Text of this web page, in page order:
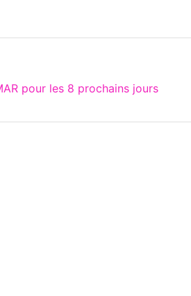
pour les 8 prochains jours